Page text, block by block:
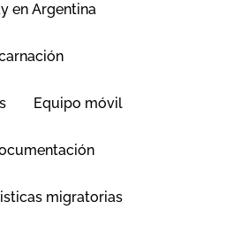
en Argentina
Equipo móvil
migratorias